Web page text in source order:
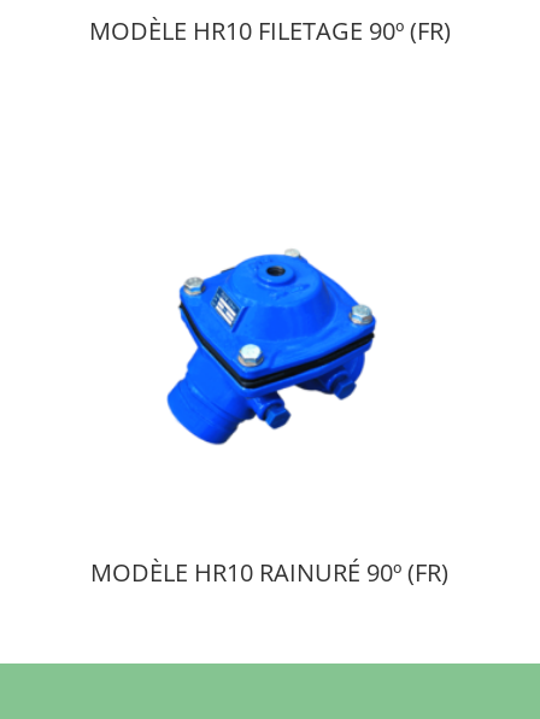
MODÈLE HR10 FILETAGE 90º (FR)
MODÈLE HR10 RAINURÉ 90º (FR)